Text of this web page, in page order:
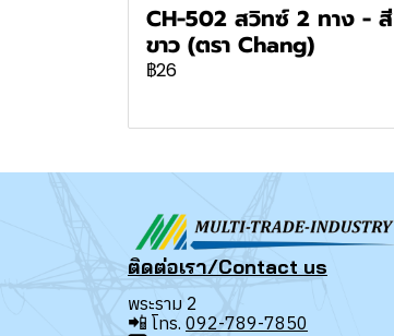
CH-502 สวิทซ์ 2 ทาง - สี
ขาว (ตรา Chang)
฿26
ติดต่อเรา/Contact us
พระราม 2
📲 โทร. 092-789-7850